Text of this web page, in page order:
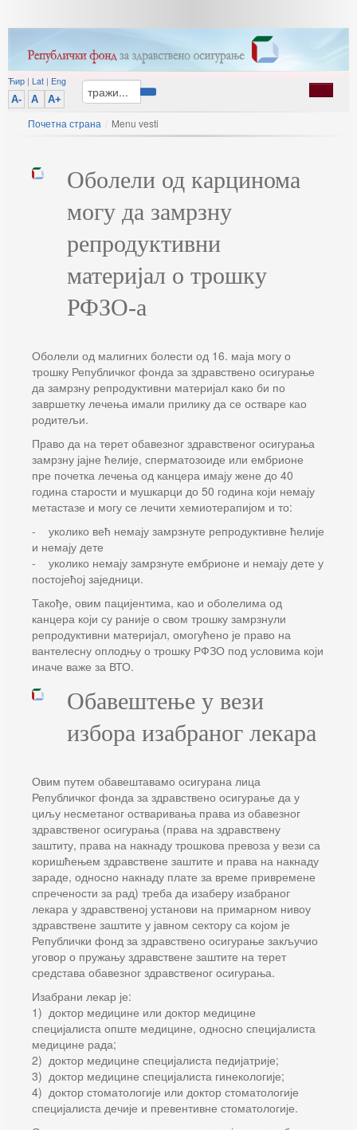
Ћир | Lat | Eng
A-
A A+
Почетна страна / Menu vesti
Оболели од карцинома
могу да замрзну
репродуктивни
материјал о трошку
РФЗО-а
Оболели од малигних болести од 16. маја могу о
трошку Републичког фонда за здравствено осигурање
да замрзну репродуктивни материјал како би по
завршетку лечења имали прилику да се остваре као
родитељи.
Право да на терет обавезног здравственог осигурања
замрзну јајне ћелије, сперматозоиде или ембрионе
пре почетка лечења од канцера имају жене до 40
година старости и мушкарци до 50 година који немају
метастазе и могу се лечити хемиотерапијом и то:
- уколико већ немају замрзнуте репродуктивне ћелије
и немају дете
- уколико немају замрзнуте ембрионе и немају дете у
постојећој заједници.
Такође, овим пацијентима, као и оболелима од
канцера који су раније о свом трошку замрзнули
репродуктивни материјал, омогућено је право на
вантелесну оплодњу о трошку РФЗО под условима који
иначе важе за ВТО.
Обавештење у вези
избора изабраног лекара
Овим путем обавештавамо осигурана лица
Републичког фонда за здравствено осигурање да у
циљу несметаног остваривања права из обавезног
здравственог осигурања (права на здравствену
заштиту, права на накнаду трошкова превоза у вези са
коришћењем здравствене заштите и права на накнаду
зараде, односно накнаду плате за време привремене
спречености за рад) треба да изаберу изабраног
лекара у здравственој установи на примарном нивоу
здравствене заштите у јавном сектору са којом је
Републички фонд за здравствено осигурање закључио
уговор о пружању здравствене заштите на терет
средстава обавезног здравственог осигурања.
Изабрани лекар је:
1) доктор медицине или доктор медицине
специјалиста опште медицине, односно специјалиста
медицине рада;
2) доктор медицине специјалиста педијатрије;
3) доктор медицине специјалиста гинекологије;
4) доктор стоматологије или доктор стоматологије
специјалиста дечије и превентивне стоматологије.